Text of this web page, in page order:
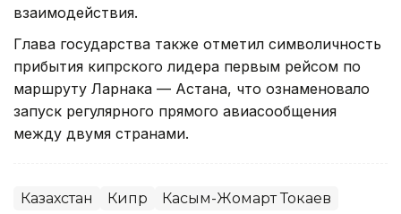
взаимодействия.
Глава государства также отметил символичность
прибытия кипрского лидера первым рейсом по
маршруту Ларнака — Астана, что ознаменовало
запуск регулярного прямого авиасообщения
между двумя странами.
Казахстан Кипр Касым-Жомарт Токаев